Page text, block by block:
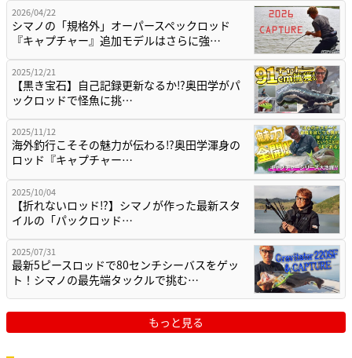
2026/04/22
シマノの「規格外」オーパースペックロッド
『キャプチャー』追加モデルはさらに強…
2025/12/21
【黒き宝石】自己記録更新なるか⁉奥田学がパ
ックロッドで怪魚に挑…
2025/11/12
海外釣行こそその魅力が伝わる⁉奥田学渾身の
ロッド『キャプチャー…
2025/10/04
【折れないロッド⁉】シマノが作った最新スタ
イルの「パックロッド…
2025/07/31
最新5ピースロッドで80センチシーバスをゲッ
ト！シマノの最先端タックルで挑む…
もっと見る